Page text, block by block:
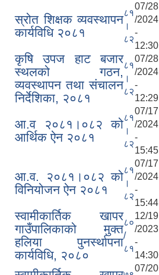
स्रोत शिक्षक व्यवस्थापन
कार्यविधि २०८१
८१
।
८२
07/28
/2024
-
12:30
कृषि उपज हाट बजार
स्थलको गठन,
व्यवस्थापन तथा संचालन
निर्देशिका, २०८१
८१
।
८२
07/28
/2024
-
12:29
आ.व २०८१।०८२ को
आर्थिक ऐन २०८१
८१
।
८२
07/17
/2024
-
15:45
आ.व. २०८१।०८२ को
विनियोजन ऐन २०८१
८१
।
८२
07/17
/2024
-
15:44
स्वामीकार्तिक खापर
गाउँपालिकाको मुक्त
हलिया पुनर्स्थापना
कार्यविधि, २०८०
८०
/
८१
12/19
/2023
-
14:30
07/20